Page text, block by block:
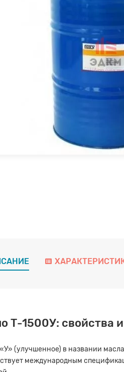
Т-1500У: свойства
(улучшенное) в названии
международным